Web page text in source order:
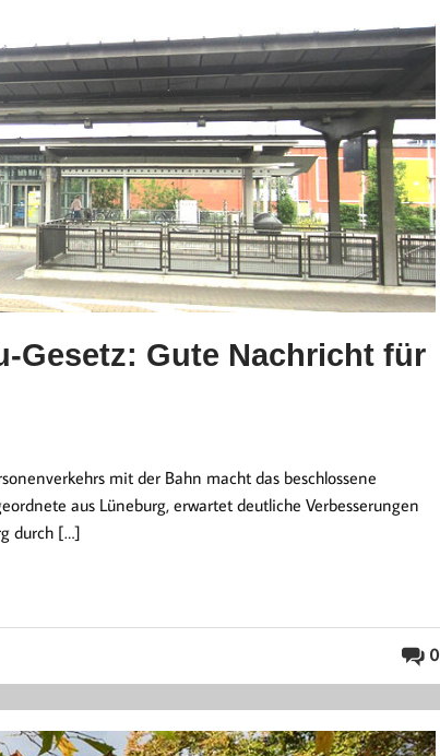
Gesetz: Gute Nachricht für
mit der Bahn macht das beschlossene
aus Lüneburg, erwartet deutliche Verbesserungen
durch […]
0